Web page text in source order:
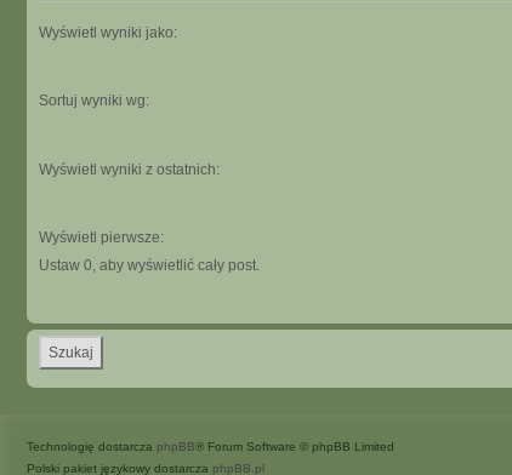
Wyświetl wyniki jako:
Sortuj wyniki wg:
Wyświetl wyniki z ostatnich:
Wyświetl pierwsze:
Ustaw 0, aby wyświetlić cały post.
Technologię dostarcza phpBB® Forum Software © phpBB Limited
Polski pakiet językowy dostarcza phpBB.pl